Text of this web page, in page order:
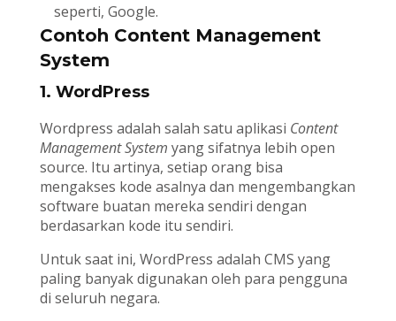
seperti, Google.
Contoh Content Management
System
1. WordPress
Wordpress adalah salah satu aplikasi Content
Management System yang sifatnya lebih open
source. Itu artinya, setiap orang bisa
mengakses kode asalnya dan mengembangkan
software buatan mereka sendiri dengan
berdasarkan kode itu sendiri.
Untuk saat ini, WordPress adalah CMS yang
paling banyak digunakan oleh para pengguna
di seluruh negara.